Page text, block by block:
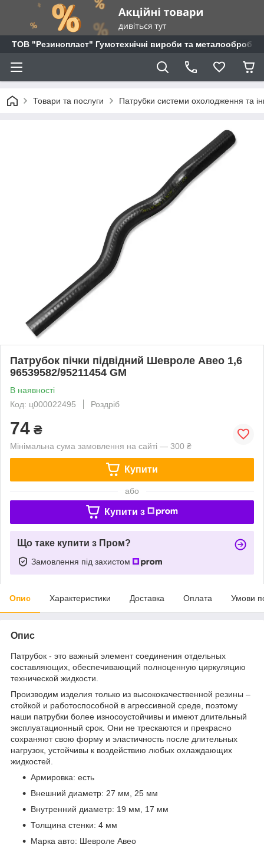
ТОВ "Резинопласт" Гумотехнічні вироби та металообробка
Товари та послуги Патрубки системи охолодження та
Патрубок пічки підвідний Шевроле Авео 1,6
96539582/95211454 GM
В наявності
Код: ц000022495
Роздріб
74 ₴
Мінімальна сума замовлення на сайті — 300 ₴
Купити
або
Купити з
Що таке купити з Пром?
Замовлення під захистом
Опис Характеристики Доставка Оплата Умови
Опис
Патрубок - это важный элемент соединения отдельных
составляющих, обеспечивающий полноценную циркуляцию
технической жидкости.
Производим изделия только из высококачественной резины –
стойкой и работоспособной в агрессивной среде, поэтому
наши патрубки более износоустойчивы и имеют длительный
эксплуатационный срок. Они не трескаются и прекрасно
сохраняют свою форму и эластичность после длительных
нагрузок, устойчивы к воздействию любых охлаждающих
жидкостей.
Армировка: есть
Внешний диаметр: 27 мм, 25 мм
Внутренний диаметр: 19 мм, 17 мм
Толщина стенки: 4 мм
Марка авто: Шевроле Авео